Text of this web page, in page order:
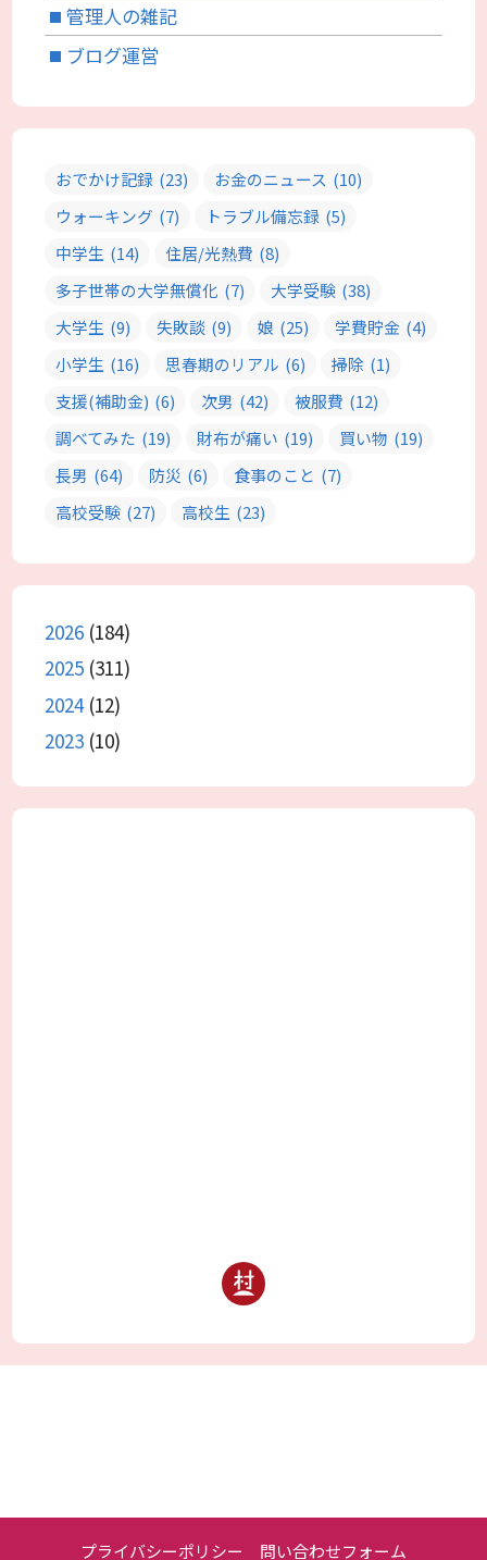
管理人の雑記
ブログ運営
おでかけ記録 (23) お金のニュース (10)
ウォーキング (7) トラブル備忘録 (5)
中学生 (14) 住居/光熱費 (8)
多子世帯の大学無償化 (7) 大学受験 (38)
大学生 (9) 失敗談 (9) 娘 (25) 学費貯金 (4)
小学生 (16) 思春期のリアル (6) 掃除 (1)
支援(補助金) (6) 次男 (42) 被服費 (12)
調べてみた (19) 財布が痛い (19) 買い物 (19)
長男 (64) 防災 (6) 食事のこと (7)
高校受験 (27) 高校生 (23)
2026 (184)
2025 (311)
2024(12)
2023 (10)
プライバシーポリシー 問い合わせフォーム